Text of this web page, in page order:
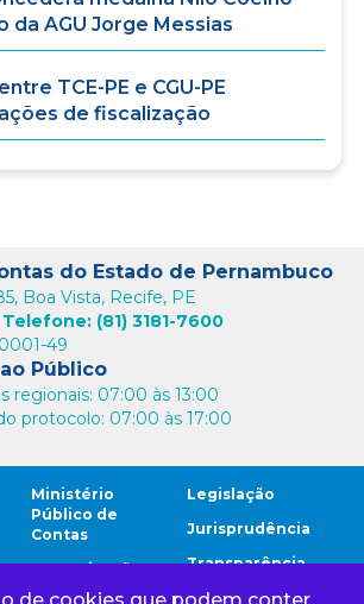
da AGU Jorge Messias
TCE-PE e CGU-PE
de fiscalização
do Estado de Pernambuco
Boa Vista, Recife, PE
Telefone: (81) 3181-7600
49
Público
regionais: 07:00 às 13:00
protocolo: 07:00 às 17:00
Ministério
Público de
Contas
Comunicação
Legislação
Jurisprudência
Transparência
Comunidade